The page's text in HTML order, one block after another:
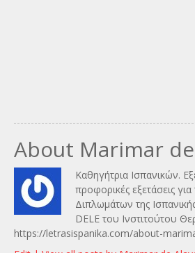
About Marimar
Καθηγήτρια Ισπανικών.
προφορικές εξετάσεις
Διπλωμάτων της
DELE του Ινστιτούτου
https://letrasispanika.com/about-